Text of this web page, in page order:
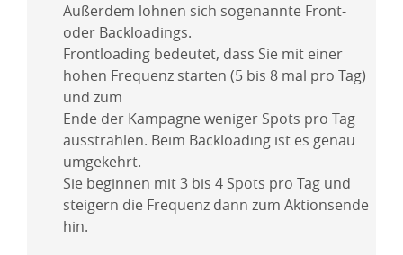
Außerdem lohnen sich sogenannte Front-
oder Backloadings.
Frontloading bedeutet, dass Sie mit einer
hohen Frequenz starten (5 bis 8 mal pro Tag)
und zum
Ende der Kampagne weniger Spots pro Tag
ausstrahlen. Beim Backloading ist es genau
umgekehrt.
Sie beginnen mit 3 bis 4 Spots pro Tag und
steigern die Frequenz dann zum Aktionsende
hin.